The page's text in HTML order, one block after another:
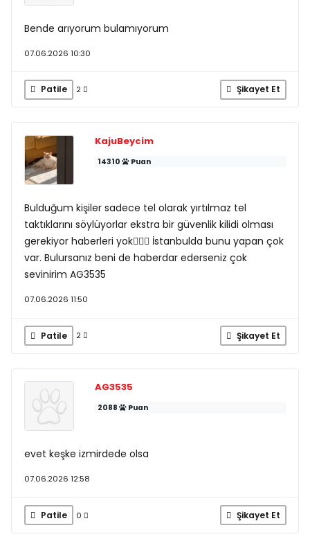
Bende arıyorum bulamıyorum
07.06.2026 10:30
Patile 2 Şikayet Et
KajuBeycim
14310 Puan
Bulduğum kişiler sadece tel olarak yırtılmaz tel
taktıklarını söylüyorlar ekstra bir güvenlik kilidi olması
gerekiyor haberleri yok🤦🏻‍♀️ İstanbulda bunu yapan çok
var. Bulursanız beni de haberdar ederseniz çok
sevinirim AG3535
07.06.2026 11:50
Patile 2 Şikayet Et
AG3535
2088 Puan
evet keşke izmirdede olsa
07.06.2026 12:58
Patile 0 Şikayet Et